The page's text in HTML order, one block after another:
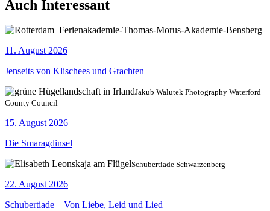
Auch Interessant
11. August 2026
Jenseits von Klischees und Grachten
Jakub Walutek Photography Waterford
County Council
15. August 2026
Die Smaragdinsel
Schubertiade Schwarzenberg
22. August 2026
Schubertiade – Von Liebe, Leid und Lied